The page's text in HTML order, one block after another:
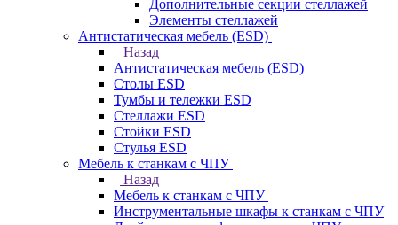
Дополнительные секции стеллажей
Элементы стеллажей
Антистатическая мебель (ESD)
Назад
Антистатическая мебель (ESD)
Столы ESD
Тумбы и тележки ESD
Стеллажи ESD
Стойки ESD
Стулья ESD
Мебель к станкам с ЧПУ
Назад
Мебель к станкам с ЧПУ
Инструментальные шкафы к станкам с ЧПУ